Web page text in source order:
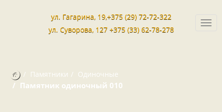
ул. Гагарина, 19,+375 (29) 72-72-322
ул. Суворова, 127 +375 (33) 62-78-278
Памятники Одиночные
Памятник одиночный 010